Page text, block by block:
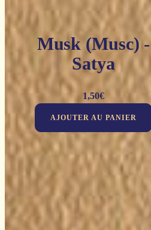
Musk (Musc) -
Satya
1,50€
AJOUTER AU PANIER